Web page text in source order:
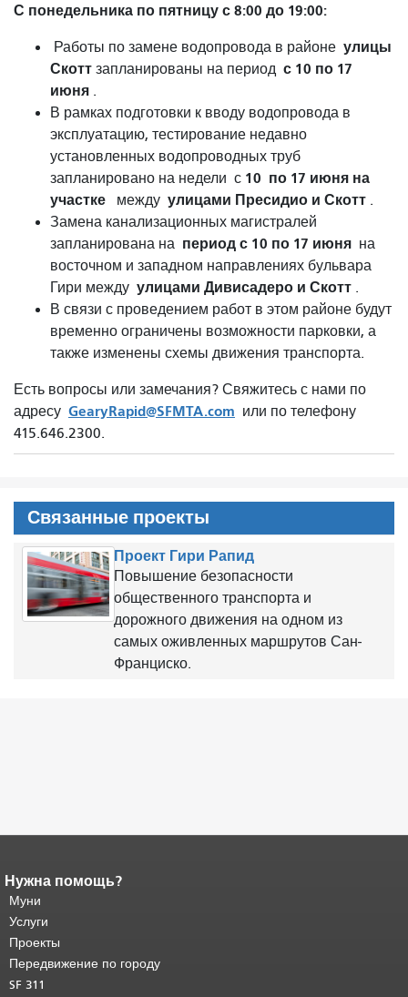
С понедельника по пятницу с 8:00 до 19:00:
Работы по замене водопровода в районе улицы
Скотт запланированы на период с 10 по 17
июня .
В рамках подготовки к вводу водопровода в
эксплуатацию, тестирование недавно
установленных водопроводных труб
запланировано на недели с 10 по 17 июня на
участке
между улицами Пресидио и Скотт .
Замена канализационных магистралей
запланирована на период с 10 по 17 июня на
восточном и западном направлениях бульвара
Гири между улицами Дивисадеро и Скотт .
В связи с проведением работ в этом районе будут
временно ограничены возможности парковки, а
также изменены схемы движения транспорта.
Есть вопросы или замечания? Свяжитесь с нами по
адресу GearyRapid@SFMTA.com или по телефону
415.646.2300.
Связанные проекты
Проект Гири Рапид
Повышение безопасности
общественного транспорта и
дорожного движения на одном из
самых оживленных маршрутов Сан-
Франциско.
Конец содержимого
страницы.
страницы повторяется на каждой
странице.
основного содержимого .
Нужна помощь?
Муни
Услуги
Проекты
Передвижение по городу
SF 311